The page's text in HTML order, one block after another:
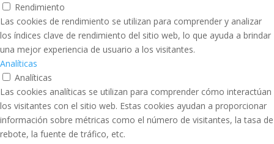
Rendimiento
Las cookies de rendimiento se utilizan para comprender y analizar
los índices clave de rendimiento del sitio web, lo que ayuda a brindar
una mejor experiencia de usuario a los visitantes.
Analíticas
Analíticas
Las cookies analíticas se utilizan para comprender cómo interactúan
los visitantes con el sitio web. Estas cookies ayudan a proporcionar
información sobre métricas como el número de visitantes, la tasa de
rebote, la fuente de tráfico, etc.